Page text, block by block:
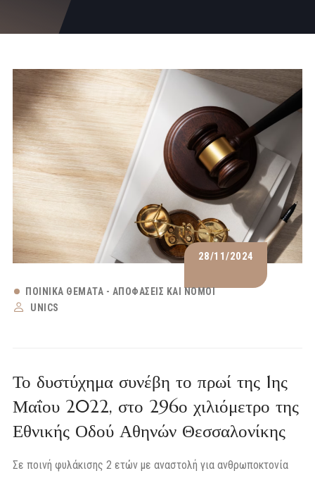
28/11/2024
ΠΟΙΝΙΚΆ ΘΈΜΑΤΑ - ΑΠΟΦΆΣΕΙΣ ΚΑΙ ΝΌΜΟΙ
UNICS
Το δυστύχημα συνέβη το πρωί της 1ης
Μαΐου 2022, στο 296ο χιλιόμετρο της
Εθνικής Οδού Αθηνών Θεσσαλονίκης
Σε ποινή φυλάκισης 2 ετών με αναστολή για ανθρωποκτονία